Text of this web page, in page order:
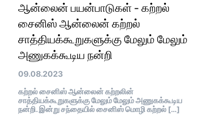
ஆன்லைன் பயன்பாடுகள் - கற்றல்
சைனிஸ் ஆன்லைன் கற்றல்
சாத்தியக்கூறுகளுக்கு மேலும் மேலும்
அணுகக்கூடிய நன்றி
09.08.2023
கற்றல் சைனிஸ் ஆன்லைன் கற்றலின்
சாத்தியக்கூறுகளுக்கு மேலும் மேலும் அணுகக்கூடிய
நன்றி. இன்று சந்தையில் சைனிஸ் மொழி கற்றல் […]